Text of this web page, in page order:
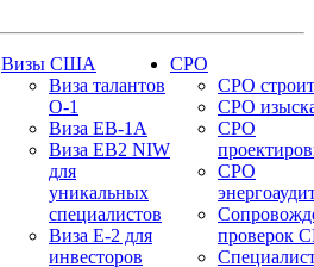
Визы США
Виза талантов
О-1
Виза EB-1A
Виза EB2 NIW
для
уникальных
специалистов
Виза E-2 для
инвесторов
СРО
СРО
СРО
СРО
СРО
проверок